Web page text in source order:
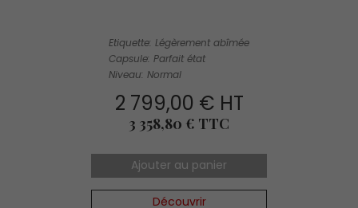
Etiquette: Légèrement abîmée
Capsule: Parfait état
Niveau: Normal
2 799,00 € HT
Prix
3 358,80 € TTC
Ajouter au panier
Découvrir